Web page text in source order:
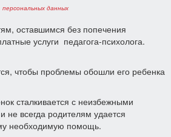
персональных данных
оставшимся без попечения
услуги педагога-психолога.
чтобы проблемы обошли его ребенка
сталкивается с неизбежными
не всегда родителям удается
необходимую помощь.